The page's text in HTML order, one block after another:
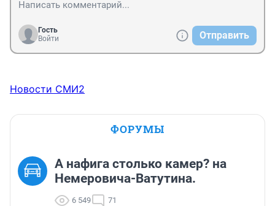
Гость
Войти
Отправить
Новости СМИ2
ФОРУМЫ
А нафига столько камер? на
Немеровича-Ватутина.
6 549 71